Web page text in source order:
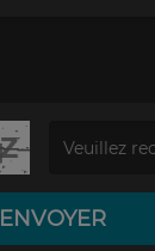
ENVOYER